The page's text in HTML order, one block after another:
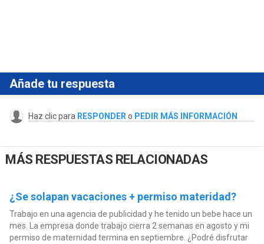
Añade tu respuesta
Haz clic para RESPONDER o PEDIR MÁS INFORMACIÓN
MÁS RESPUESTAS RELACIONADAS
¿Se solapan vacaciones + permiso materidad?
Trabajo en una agencia de publicidad y he tenido un bebe hace un
mes. La empresa donde trabajo cierra 2 semanas en agosto y mi
permiso de maternidad termina en septiembre. ¿Podré disfrutar